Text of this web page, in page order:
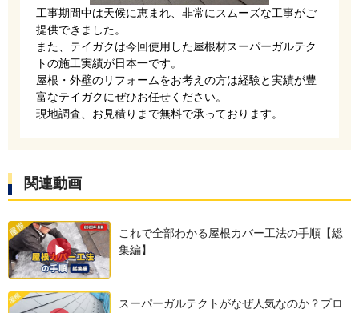
きます。
今回は粘着式のタディスセルフカバーを使用して
います。
ノンアスベスト屋根材は傷つきやすいため、通常
の釘打ちタイプは適しません。
工事期間中は天候に恵まれ、非常にスムーズな工事がご
提供できました。
また、テイガクは今回使用した屋根材スーパーガルテク
トの施工実績が日本一です。
屋根・外壁のリフォームをお考えの方は経験と実績が豊
富なテイガクにぜひお任せください。
現地調査、お見積りまで無料で承っております。
関連動画
これで全部わかる屋根カバー工法の手順【総
集編】
スーパーガルテクトがなぜ人気なのか？プロ